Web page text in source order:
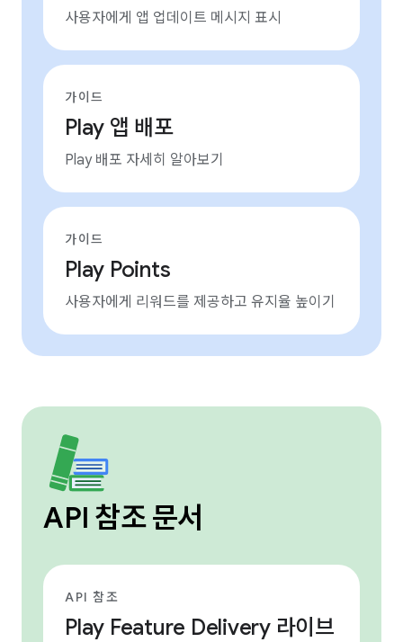
사용자에게 앱 업데이트 메시지 표시
가이드
Play 앱 배포
Play 배포 자세히 알아보기
가이드
Play Points
사용자에게 리워드를 제공하고 유지율 높이기
API 참조 문서
API 참조
Play Feature Delivery 라이브